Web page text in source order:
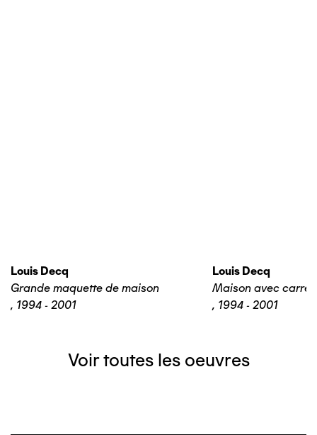
Louis Decq
Grande maquette de maison
, 1994 - 2001
Louis Decq
Maison avec
, 1994 - 2001
Voir toutes les oeuvres